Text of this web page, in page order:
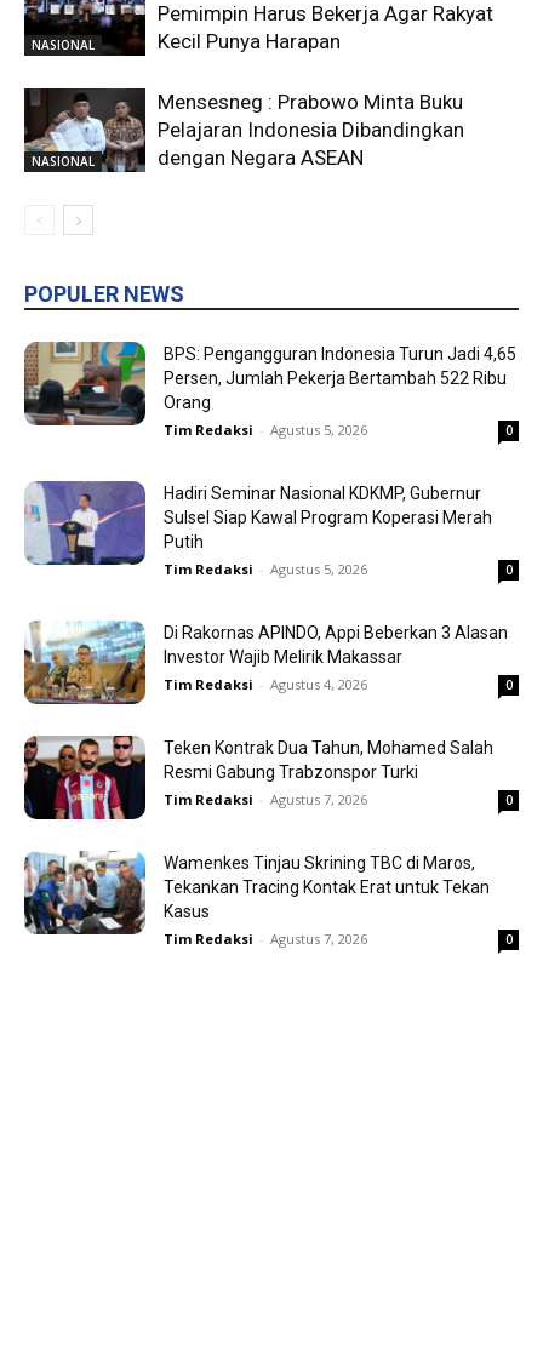
NASIONAL
Pemimpin Harus Bekerja Agar Rakyat
Kecil Punya Harapan
NASIONAL
Mensesneg : Prabowo Minta Buku
Pelajaran Indonesia Dibandingkan
dengan Negara ASEAN
POPULER NEWS
BPS: Pengangguran Indonesia Turun Jadi 4,65
Persen, Jumlah Pekerja Bertambah 522 Ribu
Orang
Tim Redaksi - Agustus 5, 2026 0
Hadiri Seminar Nasional KDKMP, Gubernur
Sulsel Siap Kawal Program Koperasi Merah
Putih
Tim Redaksi - Agustus 5, 2026 0
Di Rakornas APINDO, Appi Beberkan 3 Alasan
Investor Wajib Melirik Makassar
Tim Redaksi - Agustus 4, 2026 0
Teken Kontrak Dua Tahun, Mohamed Salah
Resmi Gabung Trabzonspor Turki
Tim Redaksi - Agustus 7, 2026 0
Wamenkes Tinjau Skrining TBC di Maros,
Tekankan Tracing Kontak Erat untuk Tekan
Kasus
Tim Redaksi - Agustus 7, 2026 0